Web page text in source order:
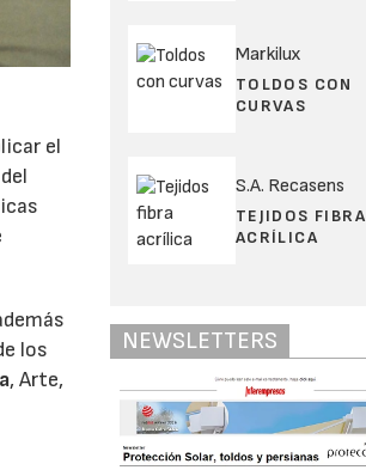
el
los
, Arte,
Markilux
TOLDOS CON
CURVAS
S.A. Recasens
TEJIDOS FIBRA
ACRÍLICA
NEWSLETTERS